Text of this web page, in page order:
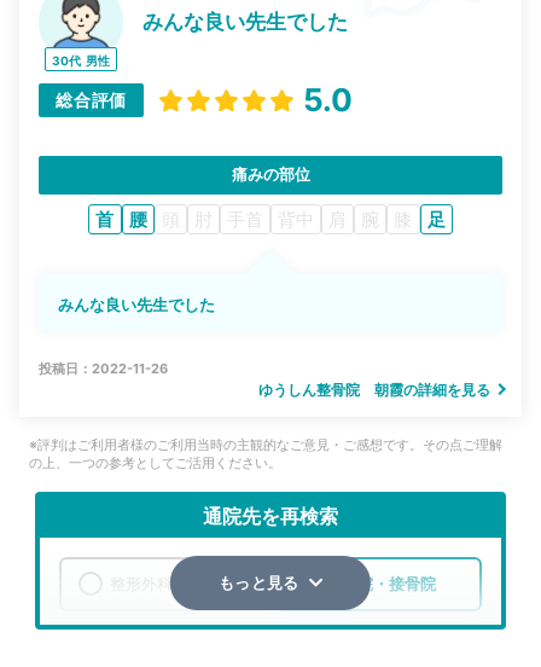
30代 男性
みんな良い先生でした
総合評価 5.0
痛みの部位
首 腰 頭 肘 手首 背中 肩 腕 膝 足
みんな良い先生でした
投稿日：2022-11-26
ゆうしん整骨院 朝霞の詳細を見る
※評判はご利用者様のご利用当時の主観的なご意見・ご感想です。その点ご理解
の上、一つの参考としてご活用ください。
通院先を再検索
整形外科 整骨院・接骨院
もっと見る